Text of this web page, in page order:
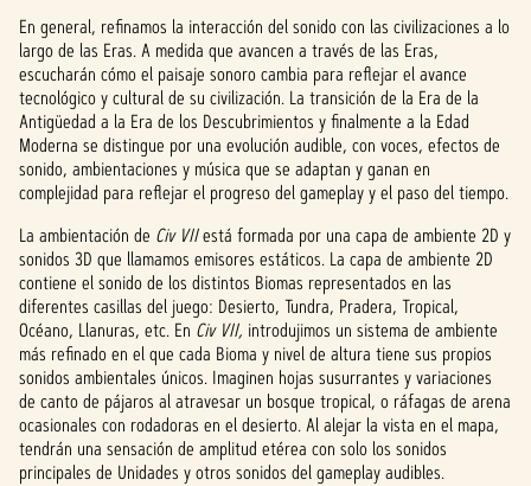
c
c
e
p
t
&
P
l
a
y
En general, refinamos la interacción del sonido con las civilizaciones a lo
largo de las Eras. A medida que avancen a través de las Eras,
escucharán cómo el paisaje sonoro cambia para reflejar el avance
tecnológico y cultural de su civilización. La transición de la Era de la
Antigüedad a la Era de los Descubrimientos y finalmente a la Edad
Moderna se distingue por una evolución audible, con voces, efectos de
sonido, ambientaciones y música que se adaptan y ganan en
complejidad para reflejar el progreso del gameplay y el paso del tiempo.
La ambientación de Civ VIIestá formada por una capa de ambiente 2D y
sonidos 3D que llamamos emisores estáticos. La capa de ambiente 2D
contiene el sonido de los distintos Biomas representados en las
diferentes casillas del juego: Desierto, Tundra, Pradera, Tropical,
Océano, Llanuras, etc. En Civ VII, introdujimos un sistema de ambiente
más refinado en el que cada Bioma y nivel de altura tiene sus propios
sonidos ambientales únicos. Imaginen hojas susurrantes y variaciones
de canto de pájaros al atravesar un bosque tropical, o ráfagas de arena
ocasionales con rodadoras en el desierto. Al alejar la vista en el mapa,
tendrán una sensación de amplitud etérea con solo los sonidos
principales de Unidades y otros sonidos del gameplay audibles.